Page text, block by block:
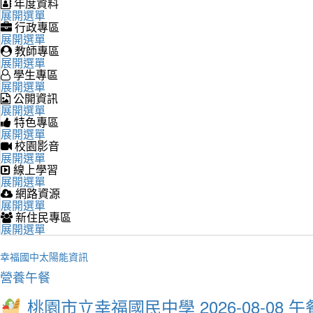
展開選單
行政專區
展開選單
教師專區
展開選單
學生專區
展開選單
公開資訊
展開選單
特色專區
展開選單
校園影音
展開選單
線上學習
展開選單
網路資源
展開選單
新住民專區
展開選單
幸福國中太陽能資訊
營養午餐
桃園市立幸福國民中學 2026-08-08 午